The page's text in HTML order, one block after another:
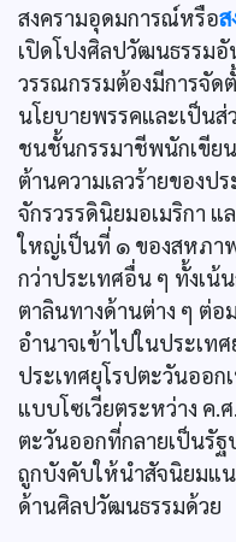
สงครามอุดมการณ์หรือส
เปิดโปงศิลปวัฒนธรรม
วรรณกรรมต้องมีการจัด
นโยบายพรรคและเป็น
ชนชั้นกรรมาชีพนักเขีย
ต้านความเลวร้ายของป
จักรวรรดินิยมอเมริกา แ
ใหญ่เป็นที่ ๑ ของสหภา
กว่าประเทศอื่น ๆ ทั้งเน้
ตาลินทางด้านต่าง ๆ ต่อ
อำนาจเข้าไปในประเ
ประเทศยุโรปตะวันออ
แบบโซเวียตระหว่าง ค
ตะวันออกที่กลายเป็นรัฐ
ถูกบังคับให้นำสัจนิยมแ
ด้านศิลปวัฒนธรรมด้วย